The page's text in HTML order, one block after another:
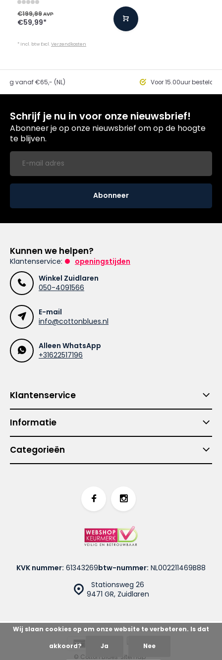
€199,99AVP
€59,99*
* Incl. btw Excl.Verzendkosten
vanaf €65,- (NL) Voor 15.00uur besteld,
Schrijf je nu in voor onze nieuwsbrief!
Abonneer je op onze nieuwsbrief om op de hoogte
te blijven.
Abonneer
Kunnen we helpen?
Klantenservice:
openingstijden
Winkel Zuidlaren
050-4091566
E-mail
info@cottonblues.nl
Alleen WhatsApp
+31622517196
Klantenservice
Informatie
Categorieën
Stationsweg 26
9471 GR, Zuidlaren
KVK nummer: 61343269btw-nummer: NL002211469B88
© Cotton Blues Sitemap
Wij slaan cookies op om onze website te verbeteren. Is dat
akkoord? Ja Nee